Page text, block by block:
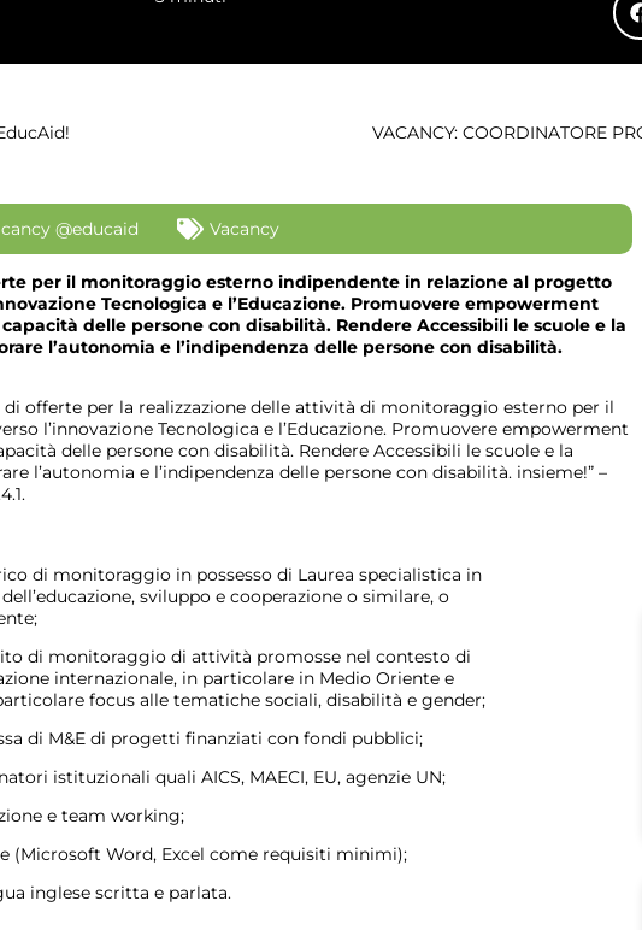
@educaid Vacancy
per il monitoraggio esterno indipendente in relazione al progetto
Tecnologica e l’Educazione. Promuovere empowerment
delle persone con disabilità. Rendere Accessibili le scuole e la
l’autonomia e l’indipendenza delle persone con disabilità.
offerte per la realizzazione delle attività di monitoraggio esterno per il
l’innovazione Tecnologica e l’Educazione. Promuovere empowerment
delle persone con disabilità. Rendere Accessibili le scuole e la
l’autonomia e l’indipendenza delle persone con disabilità. insieme!” –
di monitoraggio in possesso di Laurea specialistica in
sviluppo e cooperazione o similare, o
di monitoraggio di attività promosse nel contesto di
internazionale, in particolare in Medio Oriente e
focus alle tematiche sociali, disabilità e gender;
di M&E di progetti finanziati con fondi pubblici;
istituzionali quali AICS, MAECI, EU, agenzie UN;
e team working;
Word, Excel come requisiti minimi);
inglese scritta e parlata.